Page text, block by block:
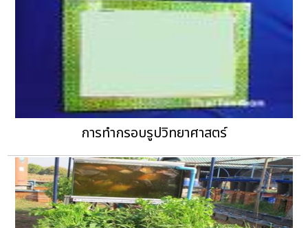
การทำกรอบรูปวิทยาศาสตร์